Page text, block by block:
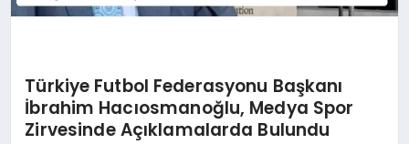
Türkiye Futbol Federasyonu Başkanı
İbrahim Hacıosmanoğlu, Medya Spor
Zirvesinde Açıklamalarda Bulundu